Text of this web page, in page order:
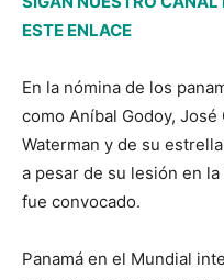
ESTE ENLACE
En la nómina de los
como Aníbal Godoy,
Waterman y de su
a pesar de su lesión en
fue convocado.
Panamá en el Mundial